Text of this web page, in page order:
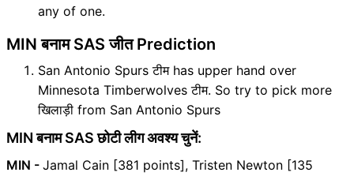
any of one.
MIN बनाम SAS जीत Prediction
San Antonio Spurs टीम has upper hand over
Minnesota Timberwolves टीम. So try to pick more
खिलाड़ी from San Antonio Spurs
MIN बनाम SAS छोटी लीग अवश्य चुनें:
MIN - Jamal Cain [381 points], Tristen Newton [135